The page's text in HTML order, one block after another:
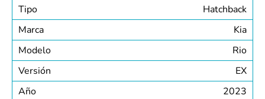
Tipo
Hatchback
Marca
Kia
Modelo
Rio
Versión
EX
Año
2023